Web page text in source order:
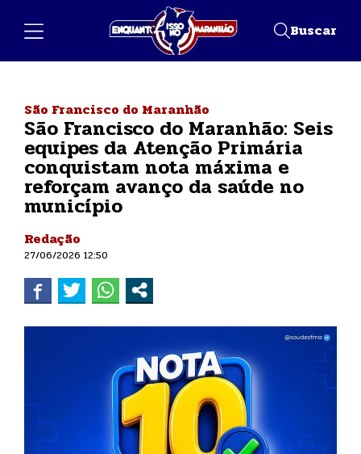
Buscar
São Francisco do Maranhão
São Francisco do Maranhão: Seis
equipes da Atenção Primária
conquistam nota máxima e
reforçam avanço da saúde no
município
Redação
27/06/2026 12:50